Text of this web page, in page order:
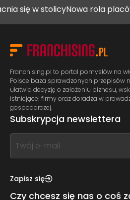
stolicyNowa rola placówek
Franchising.pl to portal pomysłów na
Polsce baza sprawdzonych przepisów
ułatwia decyzję o założeniu biznesu,
istniejącej firmy oraz doradza w
gospodarczej.
Subskrypcja newslettera
If
you
this,
Zapisz się
Czy chcesz się nas o coś